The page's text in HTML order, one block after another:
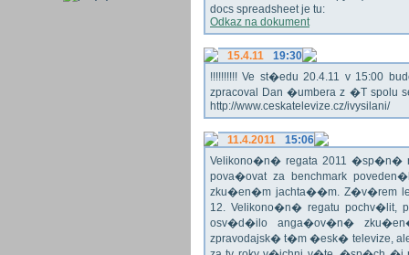
docs spreadsheet je tu:
Odkaz na dokument
15.4.11
19:30
!!!!!!!!!! Ve st�edu 20.4.11 v 15:00
zpracoval Dan �umbera z �T spolu
http://www.ceskatelevize.cz/ivysilani/
11.4.2011
15:06
Velikono�n� regata 2011 �sp�n�
pova�ovat za benchmark
zku�en�m jachta��m. Z�v�rem
12. Velikono�n� regatu
osv�d�ilo anga�ov�n�
zpravodajsk� t�m �esk� televize,